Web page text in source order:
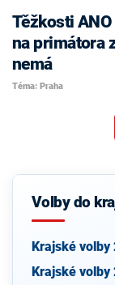
Těžkosti
na primátora
nemá
Téma: Praha
Volby do
Krajské volby
Krajské volby